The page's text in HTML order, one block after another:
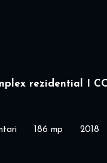
rezidential I
186 mp 2018